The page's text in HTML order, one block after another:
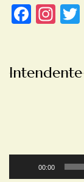
Reproductor
00:00